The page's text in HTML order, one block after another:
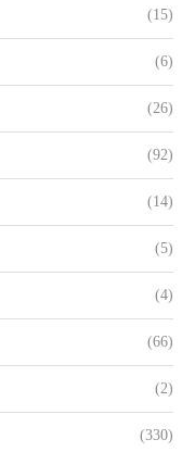
(15)
(6)
(26)
(92)
(14)
(5)
(4)
(66)
(2)
(330)